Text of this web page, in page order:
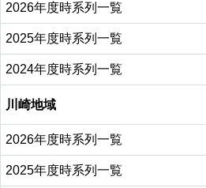
2026年度時系列一覧
2025年度時系列一覧
2024年度時系列一覧
川崎地域
2026年度時系列一覧
2025年度時系列一覧